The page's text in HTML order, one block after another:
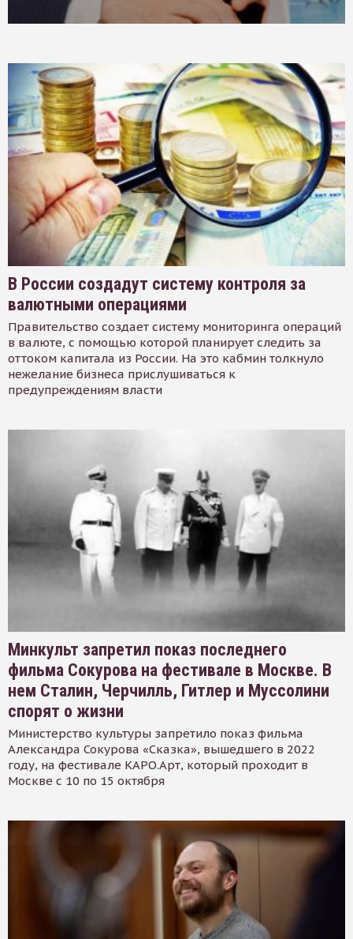
В России создадут систему контроля за
валютными операциями
Правительство создает систему мониторинга операций
в валюте, с помощью которой планирует следить за
оттоком капитала из России. На это кабмин толкнуло
нежелание бизнеса прислушиваться к
предупреждениям власти
Минкульт запретил показ последнего
фильма Сокурова на фестивале в Москве. В
нем Сталин, Черчилль, Гитлер и Муссолини
спорят о жизни
Министерство культуры запретило показ фильма
Александра Сокурова «Сказка», вышедшего в 2022
году, на фестивале КАРО.Арт, который проходит в
Москве с 10 по 15 октября